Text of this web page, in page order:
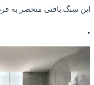
این سنگ بافتی منحصر به
.